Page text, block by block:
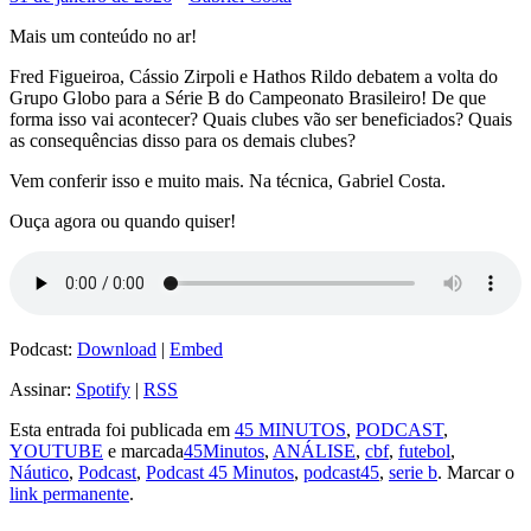
Mais um conteúdo no ar!
Fred Figueiroa, Cássio Zirpoli e Hathos Rildo debatem a volta do
Grupo Globo para a Série B do Campeonato Brasileiro! De que
forma isso vai acontecer? Quais clubes vão ser beneficiados? Quais
as consequências disso para os demais clubes?
Vem conferir isso e muito mais. Na técnica, Gabriel Costa.
Ouça agora ou quando quiser!
Podcast: Download | Embed
Assinar: Spotify | RSS
Esta entrada foi publicada em 45 MINUTOS, PODCAST,
YOUTUBE e marcada45Minutos, ANÁLISE, cbf, futebol,
Náutico, Podcast, Podcast 45 Minutos, podcast45, serie b. Marcar o
link permanente.